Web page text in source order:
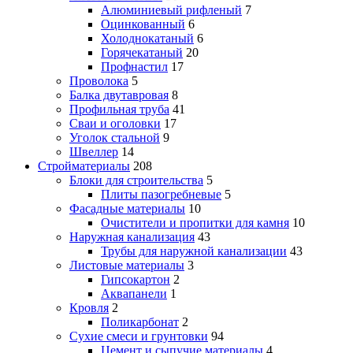
Алюминиевый рифленый 7
Оцинкованный 6
Холоднокатаный 6
Горячекатаный 20
Профнастил 17
Проволока 5
Балка двутавровая 8
Профильная труба 41
Сваи и оголовки 17
Уголок стальной 9
Швеллер 14
Стройматериалы 208
Блоки для строительства 5
Плиты пазогребневые 5
Фасадные материалы 10
Очистители и пропитки для камня 10
Наружная канализация 43
Трубы для наружной канализации 43
Листовые материалы 3
Гипсокартон 2
Аквапанели 1
Кровля 2
Поликарбонат 2
Сухие смеси и грунтовки 94
Цемент и сыпучие материалы 4